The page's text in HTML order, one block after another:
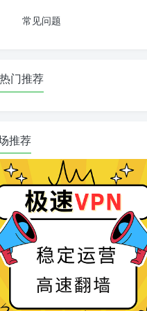
常见问题
热门推荐
推荐